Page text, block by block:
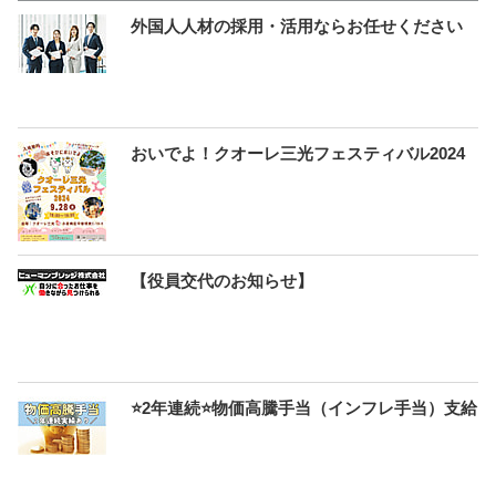
外国人人材の採用・活用ならお任せください
おいでよ！クオーレ三光フェスティバル2024
【役員交代のお知らせ】
⭐2年連続⭐物価高騰手当（インフレ手当）支給